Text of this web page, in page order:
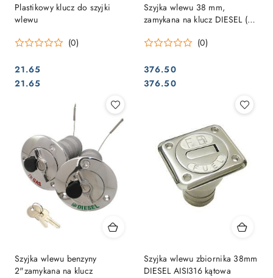
Plastikowy klucz do szyjki
wlewu
(0)
Cena:
21.65
Cena:
21.65
Szyjka wlewu 38 mm,
zamykana na klucz DIESEL (1 i
(0)
Cena:
376.50
Cena:
376.50
Szyjka wlewu benzyny
2"zamykana na klucz
Szyjka wlewu zbiornika 38mm
DIESEL AISI316 kątowa